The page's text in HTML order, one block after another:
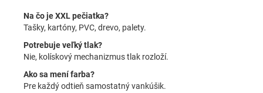
Na čo je XXL pečiatka?
Tašky, kartóny, PVC, drevo, palety.
Potrebuje veľký tlak?
Nie, kolískový mechanizmus tlak rozloží.
Ako sa mení farba?
Pre každý odtieň samostatný vankúšik.